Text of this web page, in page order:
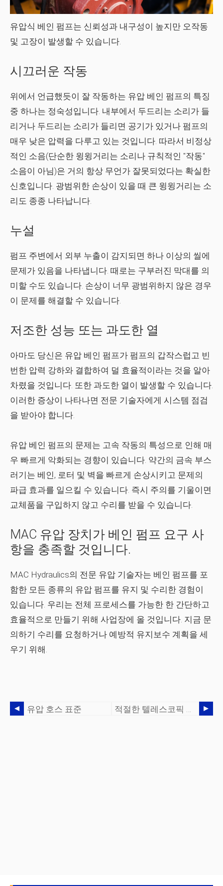
유압식 베인 펌프는 신뢰성과 내구성이 높지만 오작동
및 고장이 발생할 수 있습니다.
시끄러운 작동
위에서 언급했듯이 잘 작동하는 유압 베인 펌프의 특징
중 하나는 정숙성입니다. 내부에서 두드리는 소리가 들
리거나 두드리는 소리가 들리면 공기가 있거나 펌프의
매우 낮은 압력을 다루고 있는 것입니다. 따라서 비정상
적인 소음(단순한 윙윙거리는 소리나 규칙적인 "작동"
소음이 아님)은 거의 항상 무언가 잘못되었다는 확실한
신호입니다. 광범위한 손상이 있을 때 큰 윙윙거리는 소
리도 종종 나타납니다.
누설
펌프 주변에서 외부 누출이 감지되면 하나 이상의 씰에
문제가 있음을 나타냅니다. 때로는 구부러진 막대를 의
미할 수도 있습니다. 손상이 너무 광범위하지 않은 경우
이 문제를 해결할 수 있습니다.
저조한 성능 또는 과도한 열
아마도 당신은 유압 베인 펌프가 펌프의 갑작스럽고 빈
번한 압력 강하와 결합하여 덜 효율적이라는 것을 알아
차렸을 것입니다. 또한 과도한 열이 발생할 수 있습니다.
이러한 증상이 나타나면 전문 기술자에게 시스템 점검
을 받아야 합니다.
유압 베인 펌프의 문제는 고속 작동의 특성으로 인해 매
우 빠르게 악화되는 경향이 있습니다. 약간의 금속 부스
러기는 베인, 로터 및 벽을 빠르게 손상시키고 문제의
파급 효과를 일으킬 수 있습니다. 즉시 주의를 기울이면
교체품을 구입하지 않고 수리를 받을 수 있습니다.
MAC 유압 장치가 베인 펌프 요구 사
항을 충족할 것입니다.
MAC Hydraulics의 전문 유압 기술자는 베인 펌프를 포
함한 모든 종류의 유압 펌프를 유지 및 수리한 경험이
있습니다. 우리는 전체 프로세스를 가능한 한 간단하고
효율적으로 만들기 위해 사업장에 올 것입니다. 지금 문
의하기 수리를 요청하거나 예방적 유지보수 계획을 세
우기 위해.
유압 호스 표준